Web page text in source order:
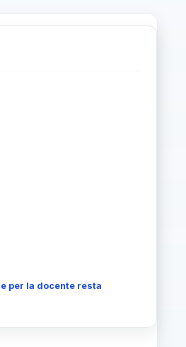
per la docente resta